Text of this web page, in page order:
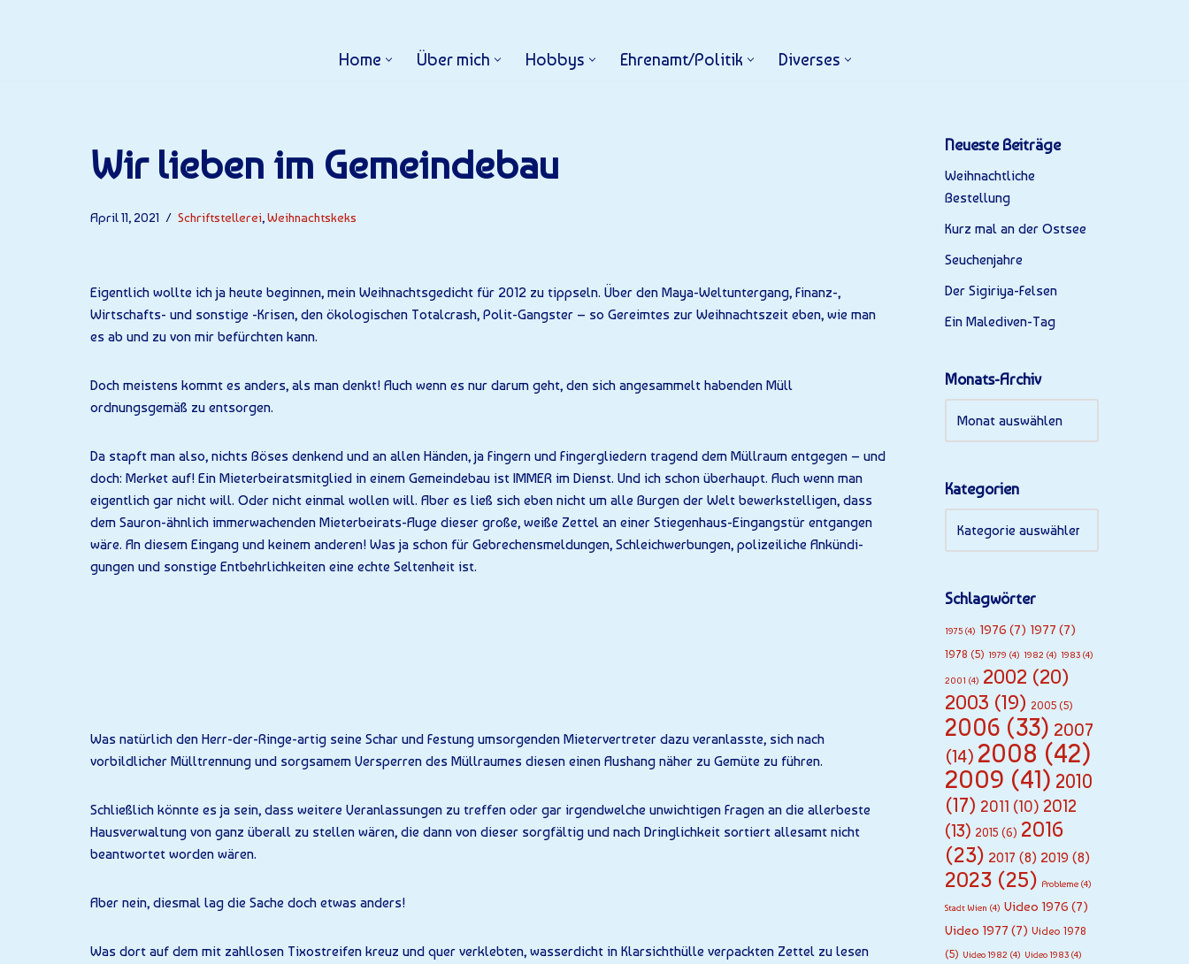
Home Über mich Hobbys Ehrenamt/Politik Diverses
Wir lieben im Gemeindebau
April 11, 2021 Schriftstellerei,Weihnachtskeks
Eigentlich wollte ich ja heute beginnen, mein Weihnachtsgedicht für 2012 zu tippseln. Über den Maya-Weltuntergang, Finanz-,
Wirtschafts- und sonstige -Krisen, den ökologischen Totalcrash, Polit-Gangster – so Gereimtes zur Weihnachtszeit eben, wie man
es ab und zu von mir befürchten kann.
Doch meistens kommt es anders, als man denkt! Auch wenn es nur darum geht, den sich angesammelt habenden Müll
ordnungsgemäß zu entsorgen.
Da stapft man also, nichts Böses denkend und an allen Händen, ja Fingern und Fin­ger­gliedern tragend dem Müllraum entgegen – und
doch: Merket auf! Ein Mieter­beiratsmitglied in einem Gemeindebau ist IMMER im Dienst. Und ich schon über­haupt. Auch wenn man
eigentlich gar nicht will. Oder nicht einmal wollen will. Aber es ließ sich eben nicht um alle Burgen der Welt bewerkstelligen, dass
dem Sauron-ähnlich immerwachenden Mieterbeirats-Auge dieser große, weiße Zettel an einer Stiegenhaus-Eingangstür entgangen
wäre. An diesem Eingang und keinem anderen! Was ja schon für Gebrechensmeldungen, Schleichwerbungen, polizeiliche Ankündi­
gungen und sonstige Entbehrlichkeiten eine echte Seltenheit ist.
Was natürlich den Herr-der-Ringe-artig seine Schar und Festung umsorgenden Mie­ter­vertreter dazu veranlasste, sich nach
vorbildlicher Mülltrennung und sorgsamem Versperren des Müllraumes diesen einen Aushang näher zu Gemüte zu führen.
Schließlich könnte es ja sein, dass weitere Veranlassungen zu treffen oder gar irgendwelche unwichtigen Fragen an die allerbeste
Hausverwaltung von ganz überall zu stellen wären, die dann von dieser sorgfältig und nach Dringlichkeit sortiert allesamt nicht
beantwortet worden wären.
Aber nein, diesmal lag die Sache doch etwas anders!
Was dort auf dem mit zahllosen Tixostreifen kreuz und quer verklebten, wasserdicht in Klarsichthülle verpackten Zettel zu lesen
Neueste Beiträge
Weihnachtliche
Bestellung
Kurz mal an der Ostsee
Seuchenjahre
Der Sigiriya-Felsen
Ein Malediven-Tag
Monats-Archiv
Kategorien
Schlagwörter
1975 (4) 1976 (7) 1977 (7)
1978 (5) 1979 (4) 1982 (4) 1983 (4)
2001 (4) 2002 (20)
2003 (19) 2005 (5)
2006 (33) 2007
(14) 2008 (42)
2009 (41) 2010
(17) 2011 (10) 2012
(13) 2015 (6) 2016
(23) 2017 (8) 2019 (8)
2023 (25) Probleme (4)
Stadt Wien (4) Video 1976 (7)
Video 1977 (7) Video 1978
(5) Video 1982 (4) Video 1983 (4)